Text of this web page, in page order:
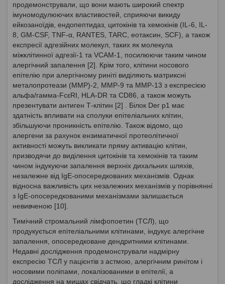
продемонстрували, що вони мають широкий спектр
імуномодулюючих властивостей, сприяючи викиду
ейкозаноїдів, ендопептидаз, цитокінів та хемокінів (IL-6, IL-
8, GM-CSF, TNF-α, RANTES, TARC, еотаксин, SCF), а також
експресії адгезійних молекул, таких як молекула
міжклітинної адгезії-1 та VCAM-1, посилюючи таким чином
алергічний запалення [2]. Крім того, клітини носового
епітелію при алергічному риніті виділяють матриксні
металопротеази (MMP)-2, MMP-9 та MMP-13 з експресією
альфа/гамма-FcεRI, HLA-DR та CD86, а також можуть
презентувати антиген Т-клітин [2] . Білок Der p1 має
здатність впливати на сполуки епітеліальних клітин,
збільшуючи проникність епітелію. Також відомо, що
алергени за рахунок ензиматичної протеолітичної
активності можуть викликати пряму активацію клітин,
призводячи до виділення цитокінів та хемокінів та таким
чином індукуючи запалення верхніх дихальних шляхів,
незалежне від IgE-опосередкованих механізмів. Однак
відносна важливість цих незалежних механізмів у порівнянні
з IgE-опосередкованими механізмами залишається
невивченою [10].
Тимічний стромальний лімфопоетин (ТСЛ), що
продукується епітеліальними клітинами, індукує алергічне
запалення, опосередковане дендритними клітинами.
Недавні дослідження продемонстрували надмірну
експресію ТСЛ у пацієнтів з астмою, алергічним ринітом і
носовими поліпами, локалізованими в епітелії, а
дослідження на мишах свідчать, що гладкі клітини